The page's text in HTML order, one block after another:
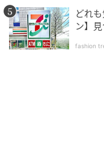
どれ
ン】
fashion